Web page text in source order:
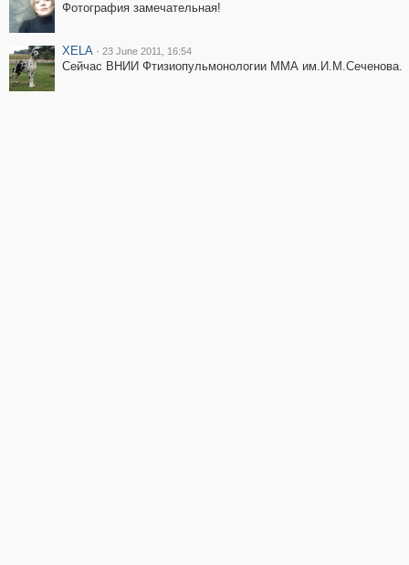
Фотография замечательная!
XELA · 23 June 2011, 16:54
Сейчас ВНИИ Фтизиопульмонологии ММА им.И.М.Сеченова.